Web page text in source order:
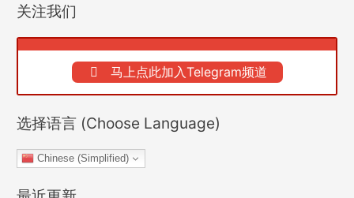
关注我们
马上点此加入Telegram频道
选择语言 (Choose Language)
Chinese (Simplified)